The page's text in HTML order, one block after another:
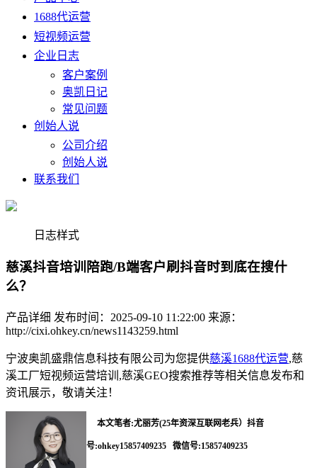
1688代运营
短视频运营
企业日志
客户案例
奥凯日记
常见问题
创始人说
公司介绍
创始人说
联系我们
日志样式
慈溪抖音培训陪跑/B端客户刷抖音时到底在搜什
么？
产品详细 发布时间：2025-09-10 11:22:00 来源：
http://cixi.ohkey.cn/news1143259.html
宁波奥凯盛鼎信息科技有限公司为您提供慈溪1688代运营,慈
溪工厂短视频运营培训,慈溪GEO搜索推荐等相关信息发布和
资讯展示，敬请关注！
本文笔者:尤丽芳(25年资深互联网老兵） 抖音
号:ohkey15857409235 微信号:15857409235